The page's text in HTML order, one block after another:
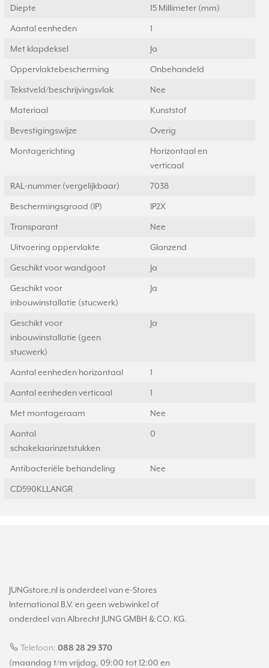
Diepte 15 Millimeter (mm)
Aantal eenheden 1
Met klapdeksel Ja
Oppervlaktebescherming Onbehandeld
Tekstveld/beschrijvingsvlak Nee
Materiaal Kunststof
Bevestigingswijze Overig
Montagerichting
Horizontaal en
verticaal
RAL-nummer (vergelijkbaar) 7038
Beschermingsgraad (IP) IP2X
Transparant Nee
Uitvoering oppervlakte Glanzend
Geschikt voor wandgoot Ja
Geschikt voor
inbouwinstallatie (stucwerk)
Ja
Geschikt voor
inbouwinstallatie (geen
stucwerk)
Ja
Aantal eenheden horizontaal 1
Aantal eenheden verticaal 1
Met montageraam Nee
Aantal
schakelaarinzetstukken
0
Antibacteriële behandeling Nee
CD590KLLANGR
JUNGstore.nl is onderdeel van e-Stores
International B.V. en geen webwinkel of
onderdeel van Albrecht JUNG GMBH & CO. KG.
Telefoon: 088 28 29 370
(maandag t/m vrijdag, 09:00 tot 12:00 en